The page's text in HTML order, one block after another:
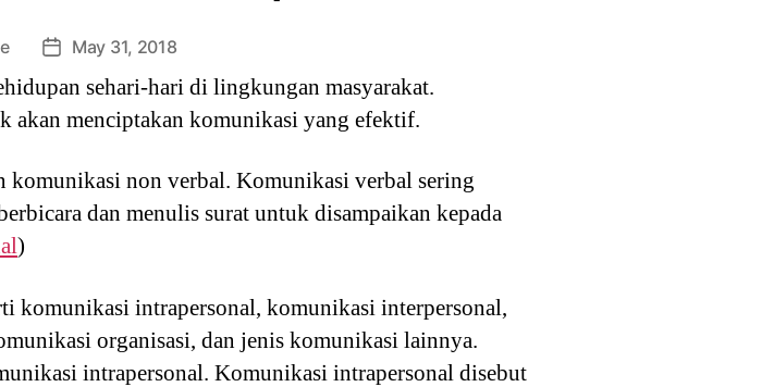
PostMay 31, 2018
sehari-hari di lingkungan masyarakat.
akan menciptakan komunikasi yang efektif.
non verbal. Komunikasi verbal sering
dan menulis surat untuk disampaikan kepada
)
komunikasi intrapersonal, komunikasi interpersonal,
organisasi, dan jenis komunikasi lainnya.
intrapersonal. Komunikasi intrapersonal disebut